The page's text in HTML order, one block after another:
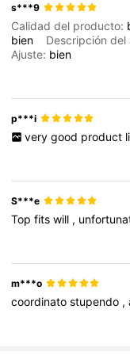
s***9
Calidad del producto:
bien
Descripción del
Ajuste: bien
p***i
very good product
S***e
Topfitswill ,
m***o
coordinatostupendo ,